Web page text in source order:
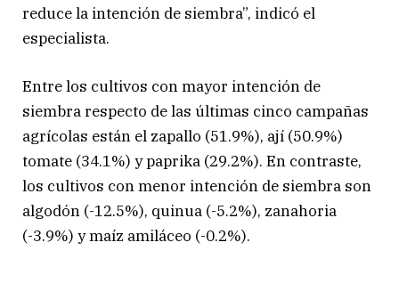
reduce la intención de siembra”, indicó el
especialista.
Entre los cultivos con mayor intención de
siembra respecto de las últimas cinco campañas
agrícolas están el zapallo (51.9%), ají (50.9%)
tomate (34.1%) y paprika (29.2%). En contraste,
los cultivos con menor intención de siembra son
algodón (-12.5%), quinua (-5.2%), zanahoria
(-3.9%) y maíz amiláceo (-0.2%).